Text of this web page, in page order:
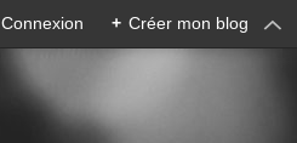
Connexion + Créer mon blog